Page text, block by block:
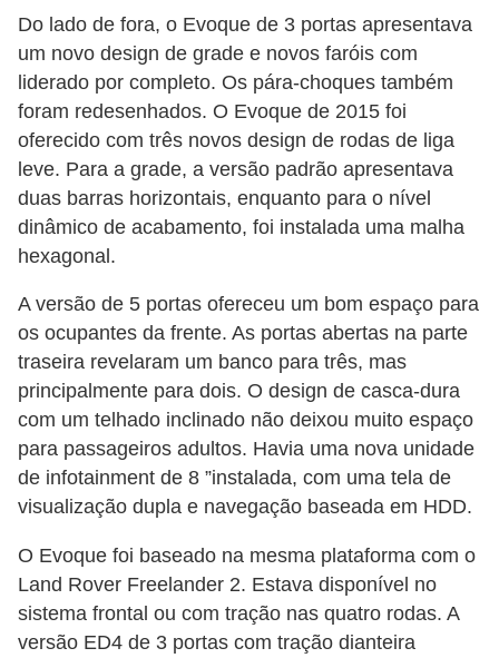
Do lado de fora, o Evoque de 3 portas apresentava
um novo design de grade e novos faróis com
liderado por completo. Os pára-choques também
foram redesenhados. O Evoque de 2015 foi
oferecido com três novos design de rodas de liga
leve. Para a grade, a versão padrão apresentava
duas barras horizontais, enquanto para o nível
dinâmico de acabamento, foi instalada uma malha
hexagonal.
A versão de 5 portas ofereceu um bom espaço para
os ocupantes da frente. As portas abertas na parte
traseira revelaram um banco para três, mas
principalmente para dois. O design de casca-dura
com um telhado inclinado não deixou muito espaço
para passageiros adultos. Havia uma nova unidade
de infotainment de 8 ”instalada, com uma tela de
visualização dupla e navegação baseada em HDD.
O Evoque foi baseado na mesma plataforma com o
Land Rover Freelander 2. Estava disponível no
sistema frontal ou com tração nas quatro rodas. A
versão ED4 de 3 portas com tração dianteira